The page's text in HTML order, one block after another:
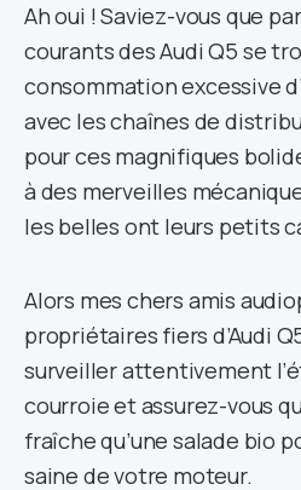
Ah oui ! Saviez-vous que
courants des Audi Q5 se
consommation excessive
avec les chaînes de
pour ces magnifiques
à des merveilles
les belles ont leurs petits
Alors mes chers amis
propriétaires fiers d’Audi
surveiller attentivement
courroie et assurez-vous
fraîche qu’une salade bio
saine de votre moteur.